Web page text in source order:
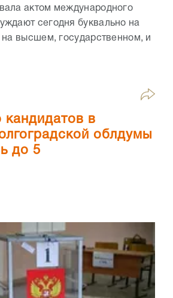
актом международного
сегодня буквально на
на высшем, государственном, и
кандидатов в
облдумы
до 5